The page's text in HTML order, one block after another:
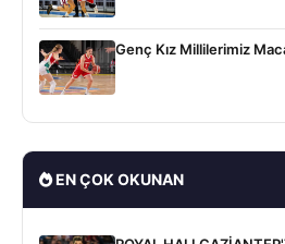
Genç Kız Millilerimiz
EN ÇOK OKUNAN